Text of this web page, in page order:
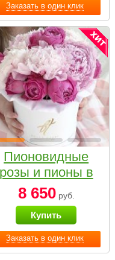
Заказать в один клик
Заказать в один клик
Пионовидные
розы и пионы в
белой коробке
Small
8 650руб.
Купить